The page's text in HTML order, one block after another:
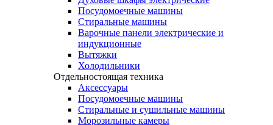
Посудомоечные машины
Стиральные машины
Варочные панели электрические и
индукционные
Вытяжки
Холодильники
Отдельностоящая техника
Аксессуары
Посудомоечные машины
Стиральные и сушильные машины
Морозильные камеры